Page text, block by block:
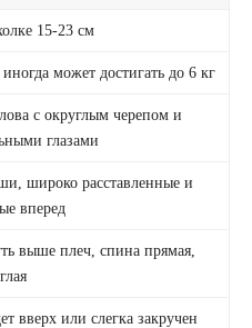
15-23 см
может достигать до 6 кг
с округлым черепом и
глазами
широко расставленные и
вперед
выше плеч, спина прямая,
вверх или слегка закручен